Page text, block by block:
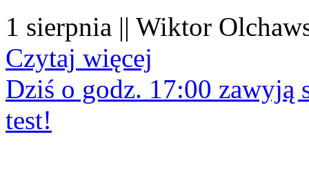
1 sierpnia || Wiktor
Czytaj więcej
Dziś o godz. 17:00 zawyją
test!